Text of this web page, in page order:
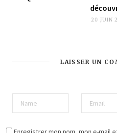
20 JUIN
LAISSER UN